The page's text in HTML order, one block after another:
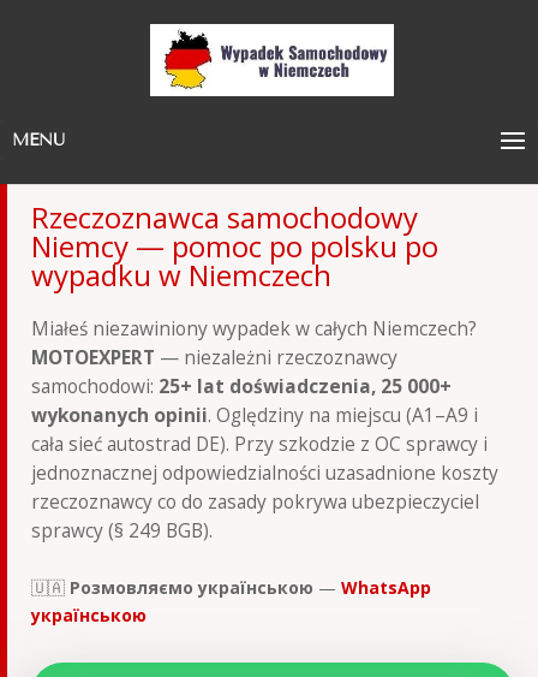
MENU
Rzeczoznawca samochodowy
Niemcy — pomoc po polsku po
wypadku w Niemczech
Miałeś niezawiniony wypadek w całych Niemczech?
MOTOEXPERT — niezależni rzeczoznawcy
samochodowi: 25+ lat doświadczenia, 25 000+
wykonanych opinii. Oględziny na miejscu (A1–A9 i
cała sieć autostrad DE). Przy szkodzie z OC sprawcy i
jednoznacznej odpowiedzialności uzasadnione koszty
rzeczoznawcy co do zasady pokrywa ubezpieczyciel
sprawcy (§ 249 BGB).
🇺🇦 Розмовляємо українською — WhatsApp
українською